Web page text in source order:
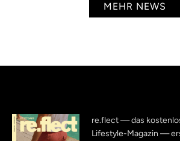
MEHR NEWS
re.flect — das
Lifestyle-Magazin —